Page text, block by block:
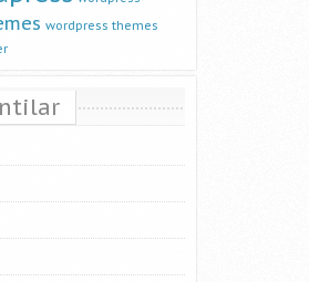
for 5 minutes',id:2000002"
wordpress themes